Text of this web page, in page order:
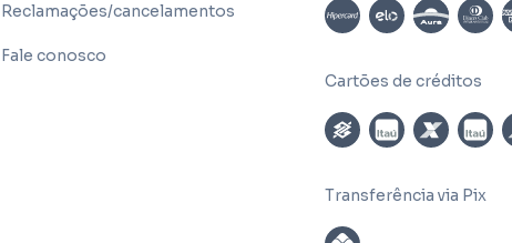
Reclamações/cancelamentos
Fale conosco
Cartões de créditos
Transferência via Pix